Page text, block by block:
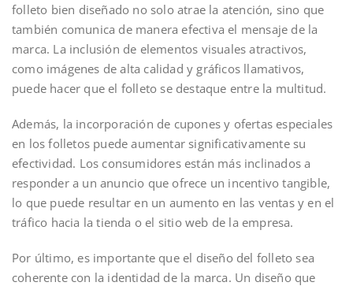
folleto bien diseñado no solo atrae la atención, sino que
también comunica de manera efectiva el mensaje de la
marca. La inclusión de elementos visuales atractivos,
como imágenes de alta calidad y gráficos llamativos,
puede hacer que el folleto se destaque entre la multitud.
Además, la incorporación de cupones y ofertas especiales
en los folletos puede aumentar significativamente su
efectividad. Los consumidores están más inclinados a
responder a un anuncio que ofrece un incentivo tangible,
lo que puede resultar en un aumento en las ventas y en el
tráfico hacia la tienda o el sitio web de la empresa.
Por último, es importante que el diseño del folleto sea
coherente con la identidad de la marca. Un diseño que